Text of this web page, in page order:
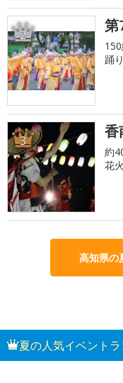
2 第
踊
3 香
約
花火
高知県の
夏の人気イベントラ